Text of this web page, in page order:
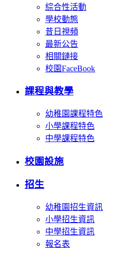
綜合性活動
學校動態
昔日視頻
最新公告
相關鏈接
校園FaceBook
課程與教學
幼稚園課程特色
小學課程特色
中學課程特色
校園設施
招生
幼稚園招生資訊
小學招生資訊
中學招生資訊
報名表